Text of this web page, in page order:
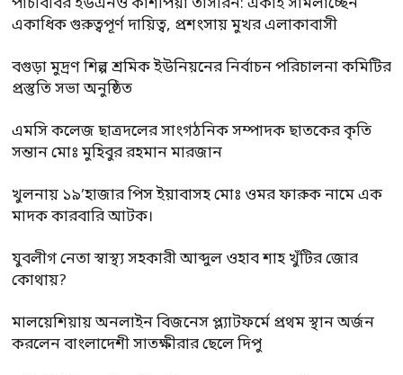
একাধিক গুরুত্বপূর্ণ দায়িত্ব, প্রশংসায় মুখর এলাকাবাসী
বগুড়া মুদ্রণ শিল্প শ্রমিক ইউনিয়নের নির্বাচন পরিচালনা কমিটির
প্রস্তুতি সভা অনুষ্ঠিত
এমসি কলেজ ছাত্রদলের সাংগঠনিক সম্পাদক ছাতকের কৃতি
সন্তান মোঃ মুহিবুর রহমান মারজান
খুলনায় ১৯’হাজার পিস ইয়াবাসহ মোঃ ওমর ফারুক নামে এক
মাদক কারবারি আটক।
যুবলীগ নেতা স্বাস্থ্য সহকারী আব্দুল ওহাব শাহ খুঁটির জোর
কোথায়?
মালয়েশিয়ায় অনলাইন বিজনেস প্ল্যাটফর্মে প্রথম স্থান অর্জন
করলেন বাংলাদেশী সাতক্ষীরার ছেলে দিপু